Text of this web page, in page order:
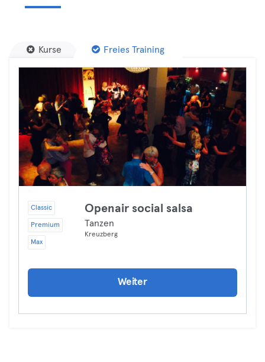
Kurse Freies Training
Classic
Premium
Max
Openair social salsa
Tanzen
Kreuzberg
Weiter